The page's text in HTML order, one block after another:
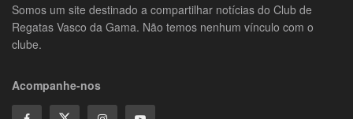
Somos um site destinado a compartilhar notícias do Club de
Regatas Vasco da Gama. Não temos nenhum vínculo com o
clube.
Acompanhe-nos